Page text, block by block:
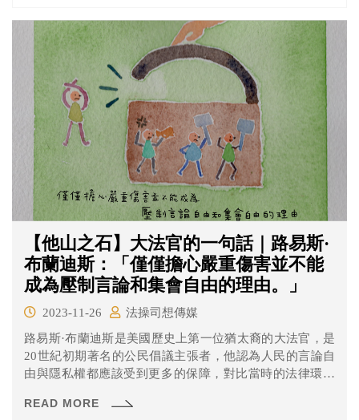
【他山之石】大法官的一句話｜路易斯·
布蘭迪斯：「僅僅擔心嚴重傷害並不能
成為壓制言論和集會自由的理由。」
2023-11-26
法操司想傳媒
路易斯·布蘭迪斯是美國歷史上第一位猶太裔的大法官，是
20世紀初期著名的公民倡議主張者，他認為人民的言論自
由與隱私權都應該受到更多的保障，對比當時的法律環境
California案中所做出的「逆風發言」。
READ MORE